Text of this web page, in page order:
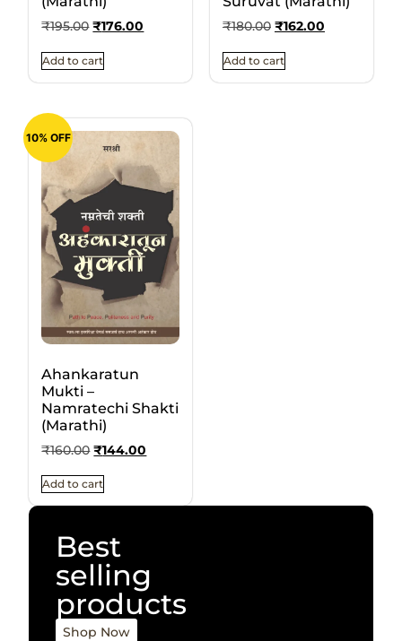
₹195.00 ₹176.00
Add to cart
₹180.00 ₹162.00
Add to cart
10% OFF
Ahankaratun
Mukti –
Namratechi Shakti
(Marathi)
₹160.00 ₹144.00
Add to cart
Best
selling
products
Shop Now